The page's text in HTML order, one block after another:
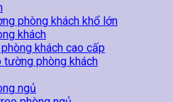
phòng khách khổ lớn
khách
khách cao cấp
tường phòng khách
ngủ